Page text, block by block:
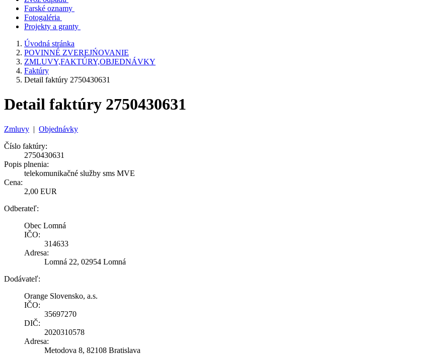
Farské oznamy
Fotogaléria
Projekty a granty
Úvodná stránka
POVINNÉ ZVEREJŃOVANIE
ZMLUVY,FAKTÚRY,OBJEDNÁVKY
Faktúry
Detail faktúry 2750430631
Detail faktúry 2750430631
Zmluvy | Objednávky
Číslo faktúry:
2750430631
Popis plnenia:
telekomunikačné služby sms MVE
Cena:
2,00 EUR
Odberateľ:
Obec Lomná
IČO:
314633
Adresa:
Lomná 22, 02954 Lomná
Dodávateľ:
Orange Slovensko, a.s.
IČO:
35697270
DIČ:
2020310578
Adresa:
Metodova 8, 82108 Bratislava